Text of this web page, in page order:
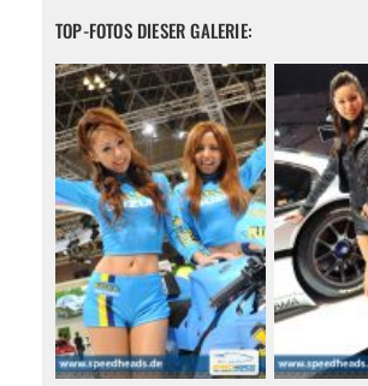
TOP-FOTOS DIESER GALERIE: